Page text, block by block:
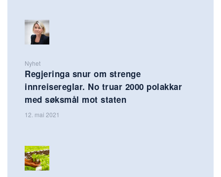
Nyhet
Regjeringa snur om strenge
innreisereglar. No truar 2000 polakkar
med søksmål mot staten
12. mai 2021